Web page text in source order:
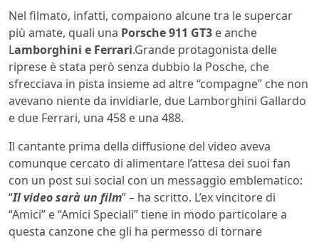
Nel filmato, infatti, compaiono alcune tra le supercar
più amate, quali una Porsche 911 GT3 e anche
Lamborghini e Ferrari.Grande protagonista delle
riprese è stata però senza dubbio la Posche, che
sfrecciava in pista insieme ad altre “compagne” che non
avevano niente da invidiarle, due Lamborghini Gallardo
e due Ferrari, una 458 e una 488.
Il cantante prima della diffusione del video aveva
comunque cercato di alimentare l’attesa dei suoi fan
con un post sui social con un messaggio emblematico:
“Il video sarà un film” – ha scritto. L’ex vincitore di
“Amici” e “Amici Speciali” tiene in modo particolare a
questa canzone che gli ha permesso di tornare